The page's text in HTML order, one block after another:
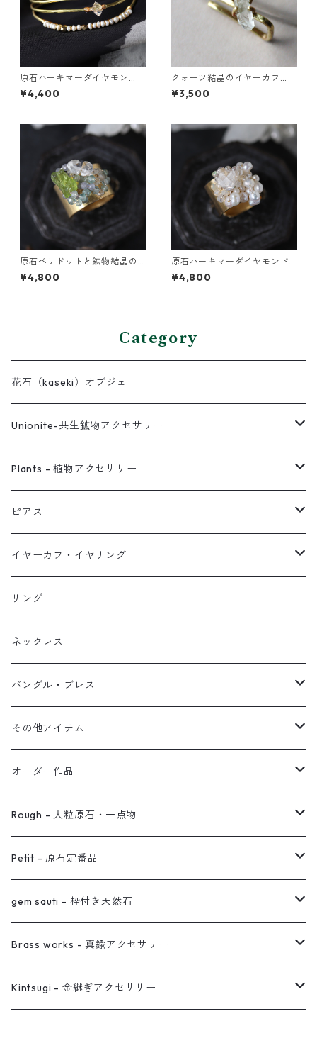
原石ハーキマーダイヤモン
ド・パールの3連バングル
¥4,400
クォーツ結晶のイヤーカフ
（インダストリアル風）
¥3,500
原石ペリドットと鉱物結晶の
真鍮幅広イヤーカフ
¥4,800
原石ハーキマーダイヤモンド
と鉱物結晶の真鍮幅広イヤー
カフ
¥4,800
Category
花石（kaseki）オブジェ
Unionite-共生鉱物アクセサリー
ピアス
ネックレス
イヤーカフ
イヤリング
Plants - 植物アクセサリー
ピアス
ネックレス
リング
ブレス
オブジェ
イヤーカフ
ピアス
スタッド・一粒
フック・ぶら下がり
フープ
イヤーカフ・イヤリング
原石イヤーカフ
植物イヤーカフ
ぶら下がりイヤーカフ
2連イヤーカフ
イヤリング対応
ノンホールピアス
オーダー用ページ
真鍮イヤーカフ
リング
ネックレス
バングル・ブレス
ブレスレット
バングル
その他アイテム
ブローチ
ヘアアクセサリー
オーダー作品
リング
ネックレス
ピアス
イヤーカフ
バングル
Rough - 大粒原石・一点物
ピアス
リング
ネックレス
イヤーカフ
Petit - 原石定番品
ピアス
リング
ネックレス
gem sauti - 枠付き天然石
ピアス
ネックレス
Brass works - 真鍮アクセサリー
リング
Kintsugi - 金継ぎアクセサリー